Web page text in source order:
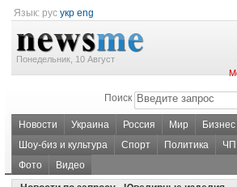
Язык: рус укр eng
Понедельник, 10 Август
Поиск
Новости Украина Россия Мир Бизнес
Шоу-биз и культура
Спорт Политика ЧП
Фото
Видео